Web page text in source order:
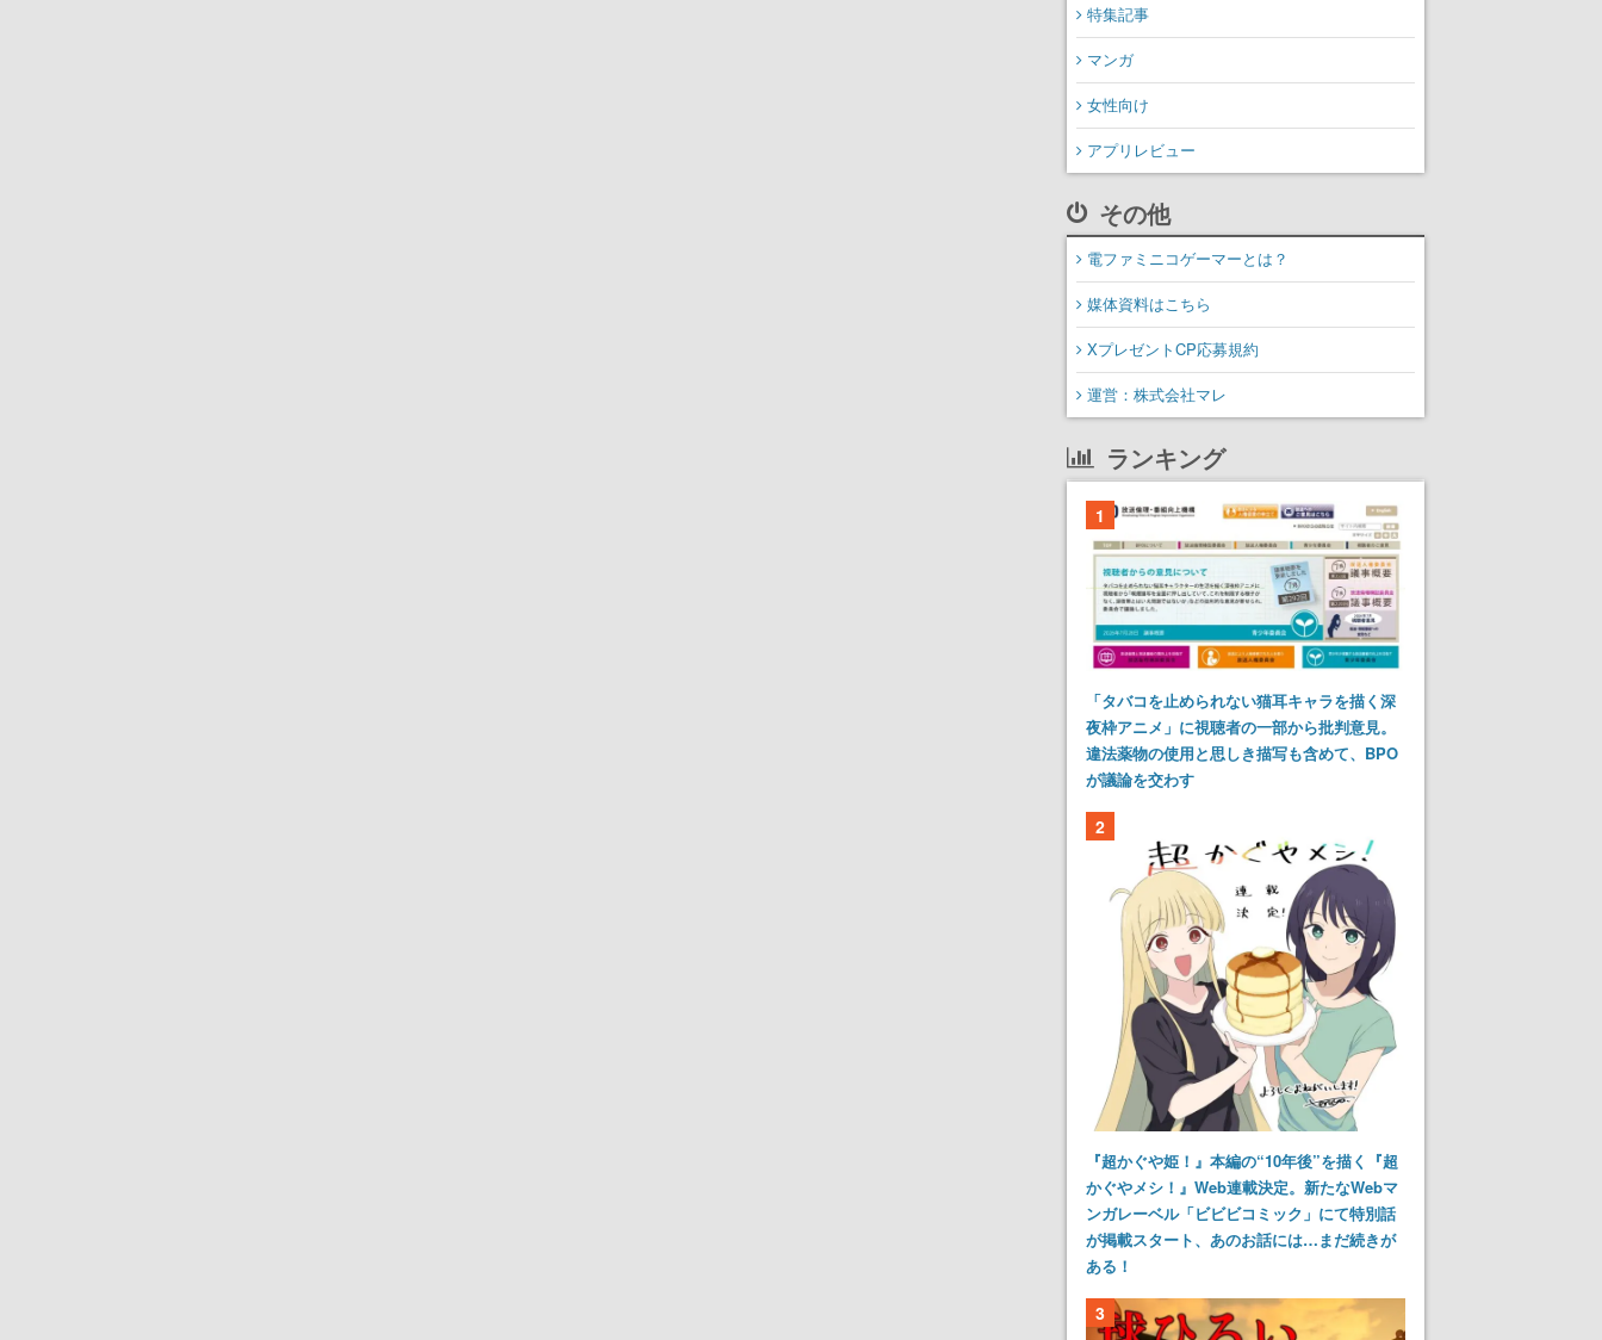
特集記事
マンガ
女性向け
アプリレビュー
その他
電ファミニコゲーマーとは？
媒体資料はこちら
XプレゼントCP応募規約
運営：株式会社マレ
ランキング
1
「タバコを止められない猫耳キャラを描く深
夜枠アニメ」に視聴者の一部から批判意見。
違法薬物の使用と思しき描写も含めて、BPO
が議論を交わす
2
『超かぐや姫！』本編の“10年後”を描く『超
かぐやメシ！』Web連載決定。新たなWebマ
ンガレーベル「ビビビコミック」にて特別話
が掲載スタート、あのお話には…まだ続きが
ある！
3